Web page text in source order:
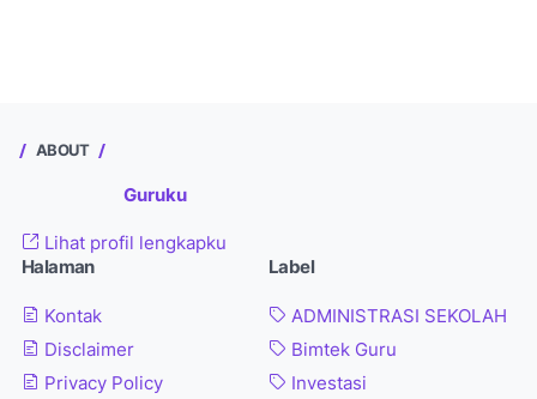
ABOUT
Guruku
Lihat profil lengkapku
Halaman
Kontak
Disclaimer
Privacy Policy
Label
ADMINISTRASI SEKOLAH
Bimtek Guru
Investasi